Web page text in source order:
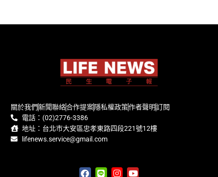
關於我們新聞聯絡合作提案隱私權政策作者聲明訂閱
電話：(02)2776-3386
地址：台北市大安區忠孝東路四段221號12樓
lifenews.service@gmail.com